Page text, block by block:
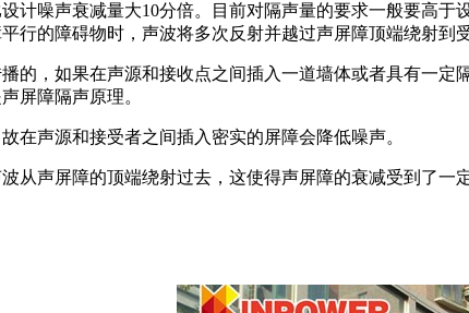
计噪声衰减量大10分倍。目前对隔声量的要求一般要高
行的障碍物时，声波将多次反射并越过声屏障顶端绕射到受
的，如果在声源和接收点之间插入一道墙体或者具有一
屏障隔声原理。
在声源和接受者之间插入密实的屏障会降低噪声。
从声屏障的顶端绕射过去，这使得声屏障的衰减受到了一